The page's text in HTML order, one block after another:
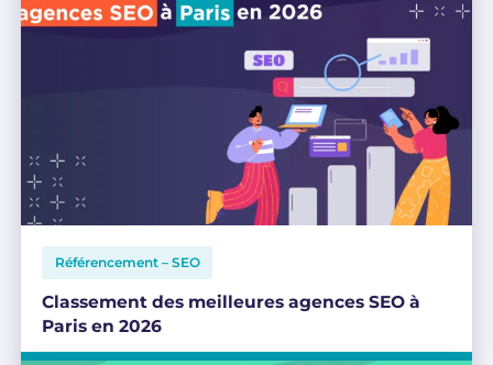
Référencement – SEO
Classement des meilleures agences SEO à
Paris en 2026